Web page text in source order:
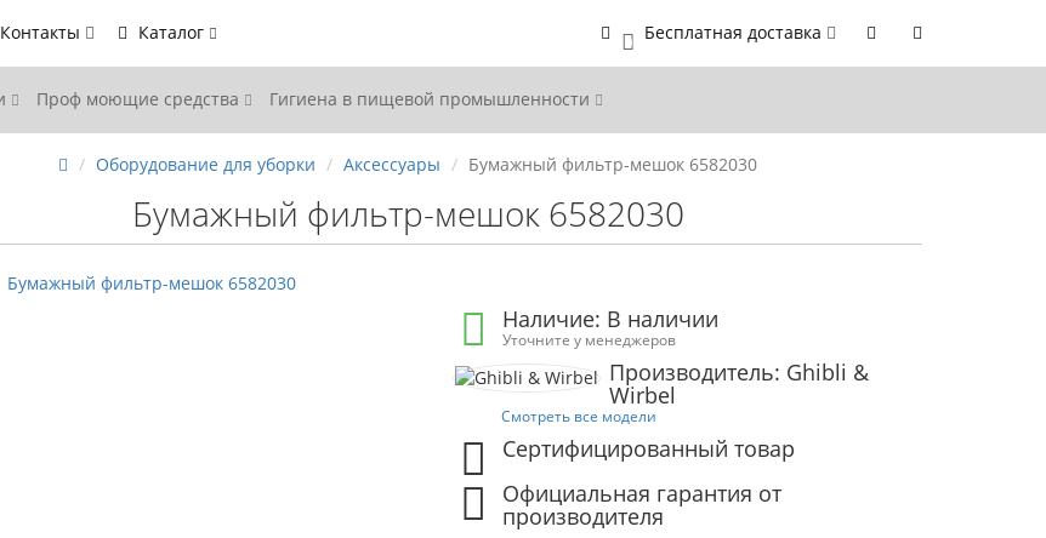
Контакты Каталог 0 Бесплатная доставка
Проф моющие средства Гигиена в пищевой промышленности
Оборудование для уборки Аксессуары Бумажный фильтр-мешок 6582030
Бумажный фильтр-мешок 6582030
Наличие: В наличии
Уточните у менеджеров
Производитель: Ghibli &
Wirbel
Смотреть все модели
Сертифицированный товар
Официальная гарантия от
производителя